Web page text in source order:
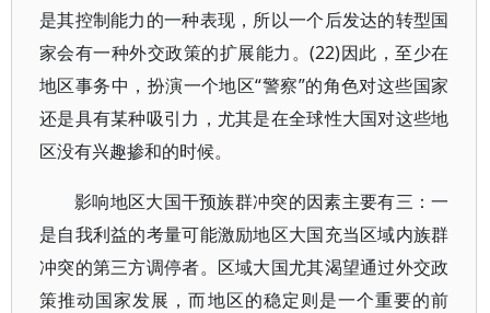
是其控制能力的一种表现，所以一个后发达的转型国
家会有一种外交政策的扩展能力。(22)因此，至少在
地区事务中，扮演一个地区“警察”的角色对这些国家
还是具有某种吸引力，尤其是在全球性大国对这些地
区没有兴趣掺和的时候。
影响地区大国干预族群冲突的因素主要有三：一
是自我利益的考量可能激励地区大国充当区域内族群
冲突的第三方调停者。区域大国尤其渴望通过外交政
策推动国家发展，而地区的稳定则是一个重要的前